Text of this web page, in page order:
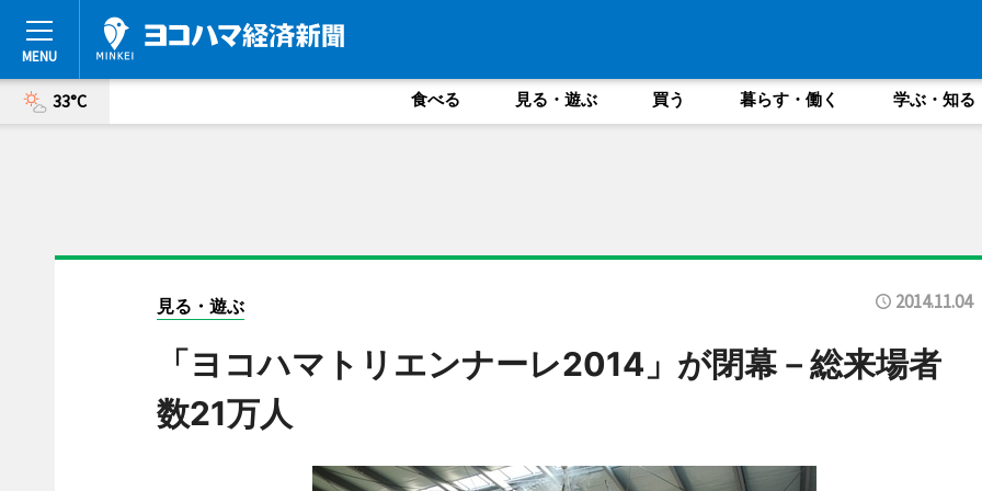
33°C 食べる 見る・遊ぶ 買う 暮らす・働く 学ぶ・知る
見る・遊ぶ 2014.11.04
「ヨコハマトリエンナーレ2014」が閉幕－総来場者
数21万人